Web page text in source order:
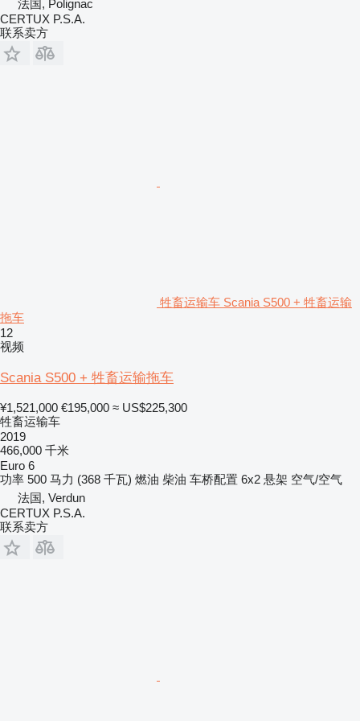
法国, Polignac
CERTUX P.S.A.
联系卖方
牲畜运输车 Scania S500 + 牲畜运输
拖车
12
视频
Scania S500 + 牲畜运输拖车
¥1,521,000 €195,000 ≈ US$225,300
牲畜运输车
2019
466,000 千米
Euro 6
功率 500 马力 (368 千瓦) 燃油 柴油 车桥配置 6x2 悬架 空气/空气
法国, Verdun
CERTUX P.S.A.
联系卖方